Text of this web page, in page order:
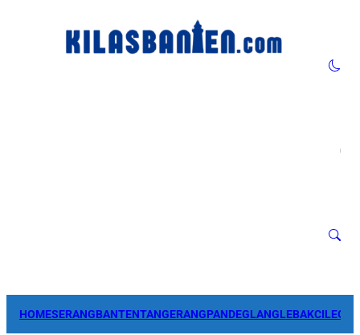
HOMESERANGBANTENTANGERANGPANDEGLANGLEBAK